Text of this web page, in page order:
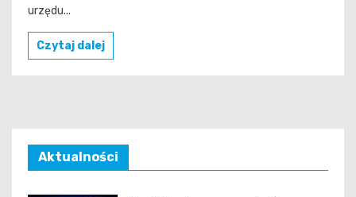
urzędu...
Czytaj dalej
Aktualności